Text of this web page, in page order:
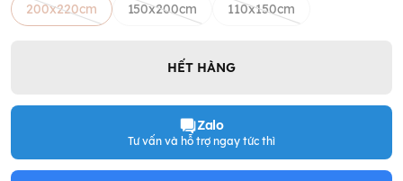
200x220cm
150x200cm 110x150cm
HẾT HÀNG
Zalo
Tư vấn và hỗ trợ ngay tức thì